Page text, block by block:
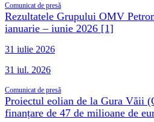
Comunicat de presă
Rezultatele Grupului OMV
ianuarie – iunie 2026 [1]
31 iulie 2026
31 iul. 2026
Comunicat de presă
Proiectul eolian de la Gura Văii
finanțare de 47 de milioane de